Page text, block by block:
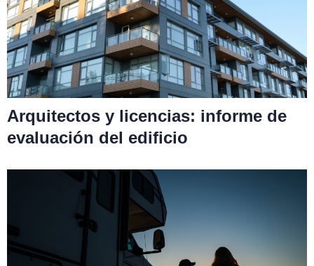
Arquitectos y licencias: informe de
evaluación del edificio